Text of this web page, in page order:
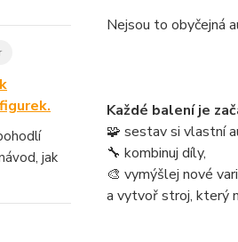
jak
Nejsou to obyčejná
Každé balení je
🧩 sestav si vlastní
🔧 kombinuj díly,
🎨 vymýšlej nové
a vytvoř stroj, který